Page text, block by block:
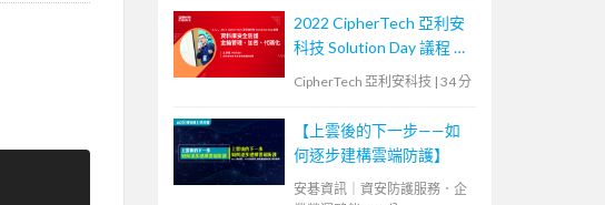
2022 CipherTech 亞利安
科技 Solution Day 議程 —
資料庫安全防護，金鑰管
CipherTech 亞利安科技 | 34 分
【上雲後的下一步——如
何逐步建構雲端防護】
安碁資訊｜資安防護服務．企